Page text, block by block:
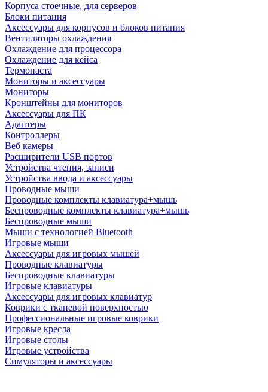
Корпуса стоечные, для серверов
Блоки питания
Аксессуары для корпусов и блоков питания
Вентиляторы охлаждения
Охлаждение для процессора
Охлаждение для кейса
Термопаста
Мониторы и аксессуары
Мониторы
Кронштейны для мониторов
Аксессуары для ПК
Адаптеры
Контроллеры
Веб камеры
Расширители USB портов
Устройства чтения, записи
Устройства ввода и аксессуары
Проводные мыши
Проводные комплекты клавиатура+мышь
Беспроводные комплекты клавиатура+мышь
Беспроводные мыши
Мыши с технологией Bluetooth
Игровые мыши
Аксессуары для игровых мышей
Проводные клавиатуры
Беспроводные клавиатуры
Игровые клавиатуры
Аксессуары для игровых клавиатур
Коврики с тканевой поверхностью
Профессиональные игровые коврики
Игровые кресла
Игровые столы
Игровые устройства
Симуляторы и аксессуары